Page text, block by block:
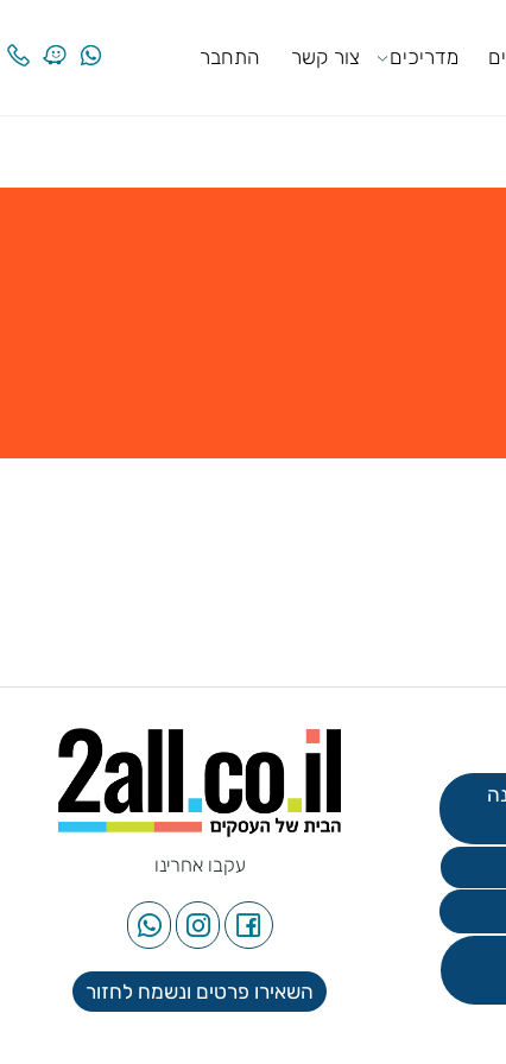
מדריכים צור קשר התחבר
עקבו אחרינו